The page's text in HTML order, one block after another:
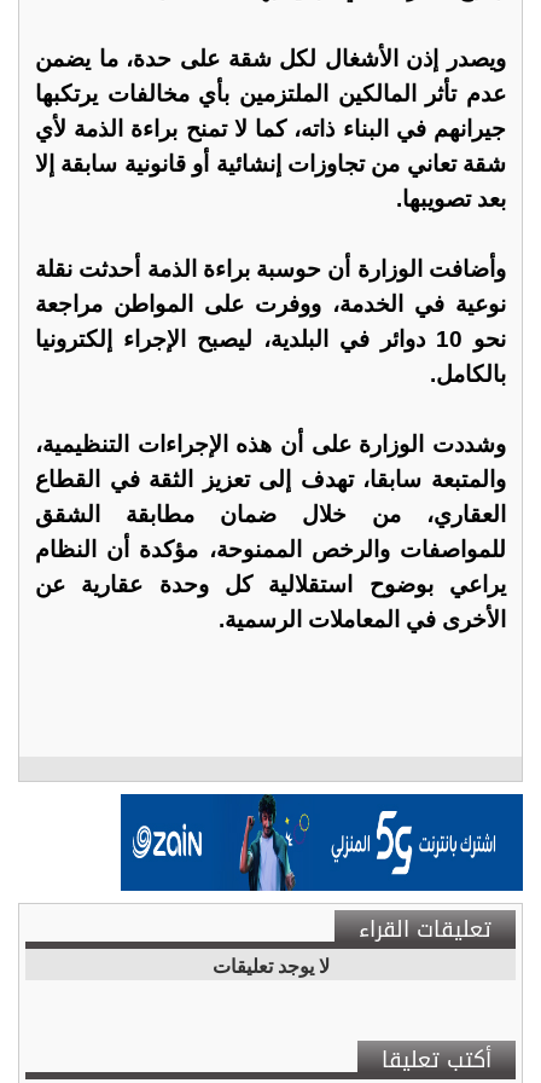
ويصدر إذن الأشغال لكل شقة على حدة، ما يضمن
عدم تأثر المالكين الملتزمين بأي مخالفات يرتكبها
جيرانهم في البناء ذاته، كما لا تمنح براءة الذمة لأي
شقة تعاني من تجاوزات إنشائية أو قانونية سابقة إلا
بعد تصويبها.
وأضافت الوزارة أن حوسبة براءة الذمة أحدثت نقلة
نوعية في الخدمة، ووفرت على المواطن مراجعة
نحو 10 دوائر في البلدية، ليصبح الإجراء إلكترونيا
بالكامل.
وشددت الوزارة على أن هذه الإجراءات التنظيمية،
والمتبعة سابقا، تهدف إلى تعزيز الثقة في القطاع
العقاري، من خلال ضمان مطابقة الشقق
للمواصفات والرخص الممنوحة، مؤكدة أن النظام
يراعي بوضوح استقلالية كل وحدة عقارية عن
الأخرى في المعاملات الرسمية.
تعليقات القراء
لا يوجد تعليقات
أكتب تعليقا